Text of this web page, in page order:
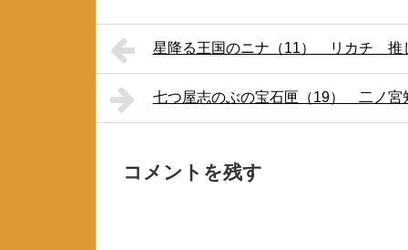
星降る王国のニナ（11） リカチ 推
七つ屋志のぶの宝石匣（19） 二ノ
コメントを残す